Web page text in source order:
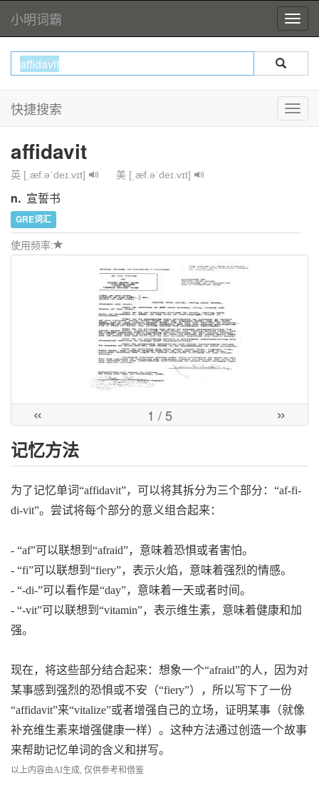
小明词霸
快捷搜索
affidavit
英 [ˌæf.əˈdeɪ.vɪt] 美 [ˌæf.əˈdeɪ.vɪt]
n. 宣誓书
GRE词汇
使用频率:
« 1 / 5 »
记忆方法
为了记忆单词“affidavit”，可以将其拆分为三个部分：“af-fi-
di-vit”。尝试将每个部分的意义组合起来：
- “af”可以联想到“afraid”，意味着恐惧或者害怕。
- “fi”可以联想到“fiery”，表示火焰，意味着强烈的情感。
- “-di-”可以看作是“day”，意味着一天或者时间。
- “-vit”可以联想到“vitamin”，表示维生素，意味着健康和加
强。
现在，将这些部分结合起来：想象一个“afraid”的人，因为对
某事感到强烈的恐惧或不安（“fiery”），所以写下了一份
“affidavit”来“vitalize”或者增强自己的立场，证明某事（就像
补充维生素来增强健康一样）。这种方法通过创造一个故事
来帮助记忆单词的含义和拼写。
以上内容由AI生成, 仅供参考和借鉴